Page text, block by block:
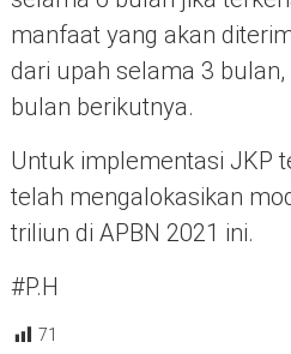
manfaat yang akan
dari upah selama 3
bulan berikutnya.
Untuk implementasi JKP
telah mengalokasikan
triliun di APBN 2021 ini.
#P.H
71